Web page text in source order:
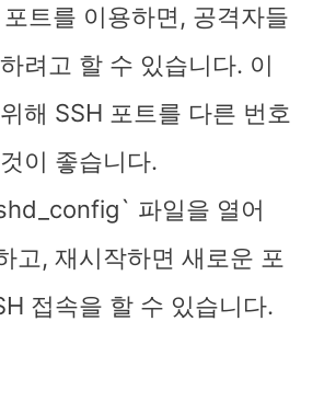
트를 이용하면, 공격자들
려고 할 수 있습니다. 이
해 SSH 포트를 다른 번호
이 좋습니다.
파일을 열어
고, 재시작하면 새로운 포
접속을 할 수 있습니다.